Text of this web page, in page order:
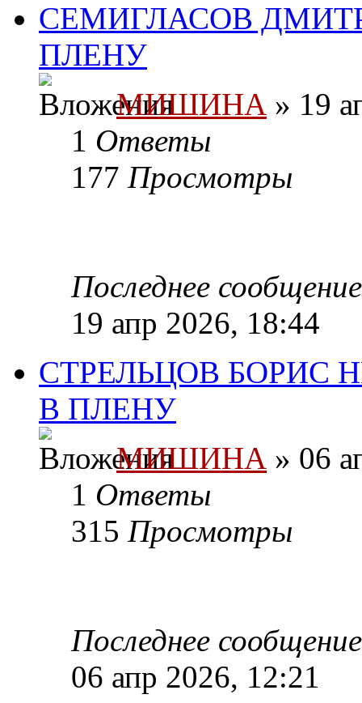
СЕМИГЛАСОВ
ПЛЕНУ
МИШИНА » 19
1 Ответы
177 Просмотры
Последнее
19 апр 2026, 18:44
СТРЕЛЬЦОВ БОРИС
В ПЛЕНУ
МИШИНА » 06
1 Ответы
315 Просмотры
Последнее
06 апр 2026, 12:21